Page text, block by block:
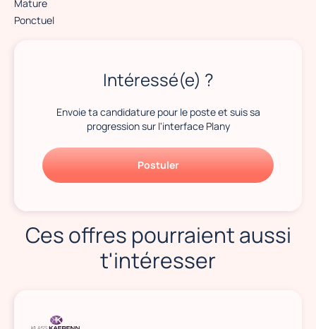
Mature
Ponctuel
Intéressé(e) ?
Envoie ta candidature pour le poste et suis sa
progression sur l'interface Plany
Postuler
Ces offres pourraient aussi
t'intéresser